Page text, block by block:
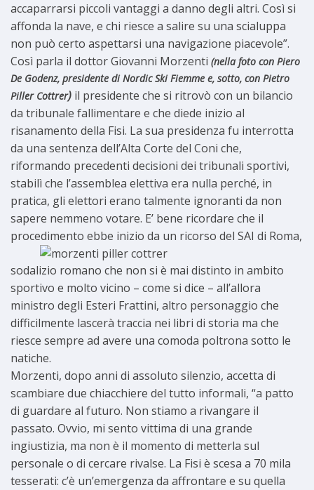
accaparrarsi piccoli vantaggi a danno degli altri. Così si
affonda la nave, e chi riesce a salire su una scialuppa
non può certo aspettarsi una navigazione piacevole”.
Così parla il dottor Giovanni Morzenti (nella foto con Piero
De Godenz, presidente di Nordic Ski Fiemme e, sotto, con Pietro
Piller Cottrer) il presidente che si ritrovò con un bilancio
da tribunale fallimentare e che diede inizio al
risanamento della Fisi. La sua presidenza fu interrotta
da una sentenza dell’Alta Corte del Coni che,
riformando precedenti decisioni dei tribunali sportivi,
stabilì che l’assemblea elettiva era nulla perché, in
pratica, gli elettori erano talmente ignoranti da non
sapere nemmeno votare. E’ bene ricordare che il
procedimento ebbe inizio da un ricorso del SAI di Roma,
sodalizio romano che non si è mai distinto in ambito
sportivo e molto vicino – come si dice – all’allora
ministro degli Esteri Frattini, altro personaggio che
difficilmente lascerà traccia nei libri di storia ma che
riesce sempre ad avere una comoda poltrona sotto le
natiche.
Morzenti, dopo anni di assoluto silenzio, accetta di
scambiare due chiacchiere del tutto informali, “a patto
di guardare al futuro. Non stiamo a rivangare il
passato. Ovvio, mi sento vittima di una grande
ingiustizia, ma non è il momento di metterla sul
personale o di cercare rivalse. La Fisi è scesa a 70 mila
tesserati: c’è un’emergenza da affrontare e su quella